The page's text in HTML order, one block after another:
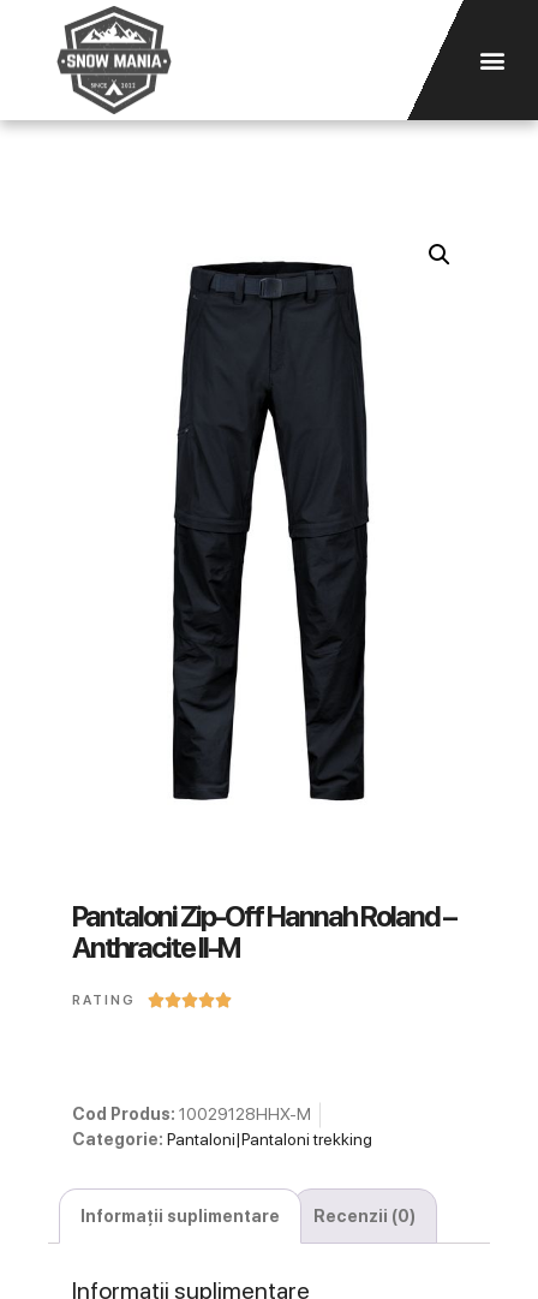
Pantaloni Zip-Off Hannah Roland –
Anthracite II-M
RATING 
Cod Produs: 10029128HHX-M
Categorie: Pantaloni|Pantaloni trekking
Informații suplimentare Recenzii (0)
Informații suplimentare